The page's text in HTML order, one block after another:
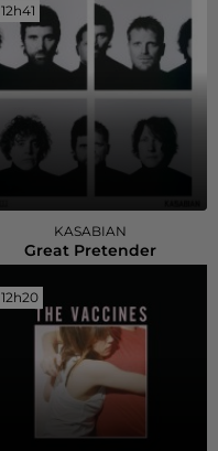
12h41
12h41
KASABIAN
Great Pretender
12h20
12h20